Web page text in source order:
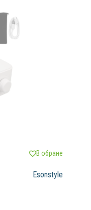
В обране
Esonstyle